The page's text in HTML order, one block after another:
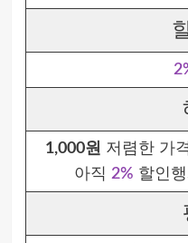
1,000원 저렴한 가
아직 2% 할인